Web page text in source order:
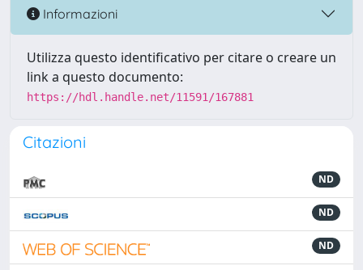
Informazioni
Utilizza questo identificativo per citare o creare un
link a questo documento:
https://hdl.handle.net/11591/167881
Citazioni
ND
ND
ND